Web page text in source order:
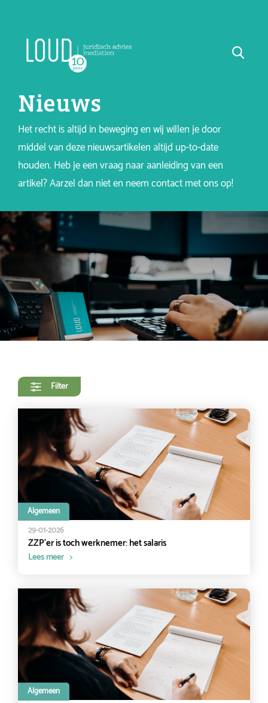
Nieuws
Het recht is altijd in beweging en wij willen je door
middel van deze nieuwsartikelen altijd up-to-date
houden. Heb je een vraag naar aanleiding van een
artikel? Aarzel dan niet en neem contact met ons op!
Filter
Algemeen
29-01-2026
ZZP’er is toch werknemer: het salaris
Lees meer
Algemeen